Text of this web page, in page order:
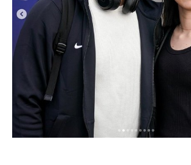
経営リーダーのコミュニティ
マーケ×ITの今がよく分かる
ITエンジニア向け専門サイト
企業向けIT製品の総合サイト
IT製品の技術・比較・事例
製造業のIT導入・活用を支援